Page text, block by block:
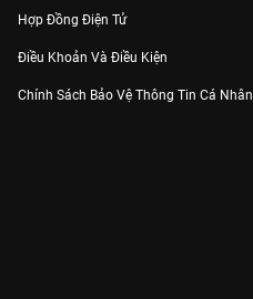
Hợp Đồng Điện Tử
Điều Khoản Và Điều Kiện
Chính Sách Bảo Vệ Thông Tin Cá Nhân